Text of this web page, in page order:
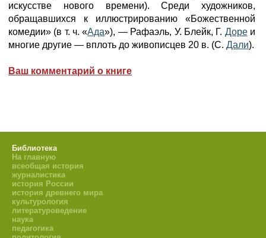
искусстве нового времени). Среди художников,
обращавшихся к иллюстрированию «Божественной
комедии» (в т. ч. «Ада»), — Рафаэль, У. Блейк, Г. Дореи
многие другие — вплоть до живописцев 20 в. (С. Дали).
Ваш комментарий о книге
Библиотека
На главную
всеобщая история
журналистика
история России
история древнего мира
культурология
литературоведение
наука
педагогика